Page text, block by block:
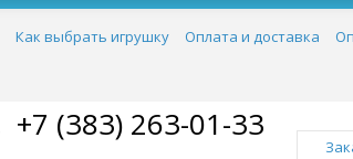
Как выбрать игрушку Оплата и доставка
+7 (383) 263-01-33